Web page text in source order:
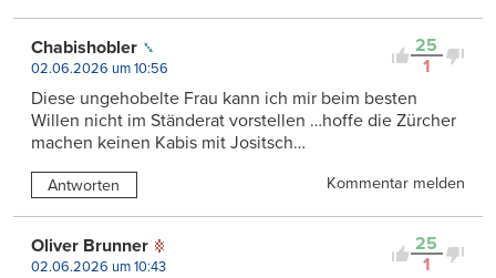
25
1
Chabishobler
02.06.2026 um 10:56
Diese ungehobelte Frau kann ich mir beim besten
Willen nicht im Ständerat vorstellen …hoffe die Zürcher
machen keinen Kabis mit Jositsch…
Antworten Kommentar melden
25
1
Oliver Brunner
02.06.2026 um 10:43